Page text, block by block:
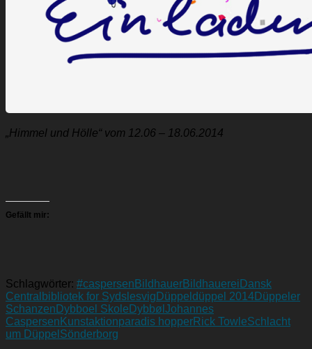
„Himmel und Hölle“ vom 12.06 – 18.06.2014
Gefällt mir:
Schlagwörter: #caspersen BildhauerBildhauerei Dansk
Centralbibliotek for Sydslesvig Düppel düppel 2014Düppeler
Schanzen Dybboel Skole Dybbøl Johannes
Caspersen Kunstaktionparadis hopperRick TowleSchlacht
um Düppel Sönderborg